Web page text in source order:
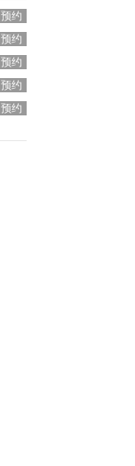
预约
预约
预约
预约
预约